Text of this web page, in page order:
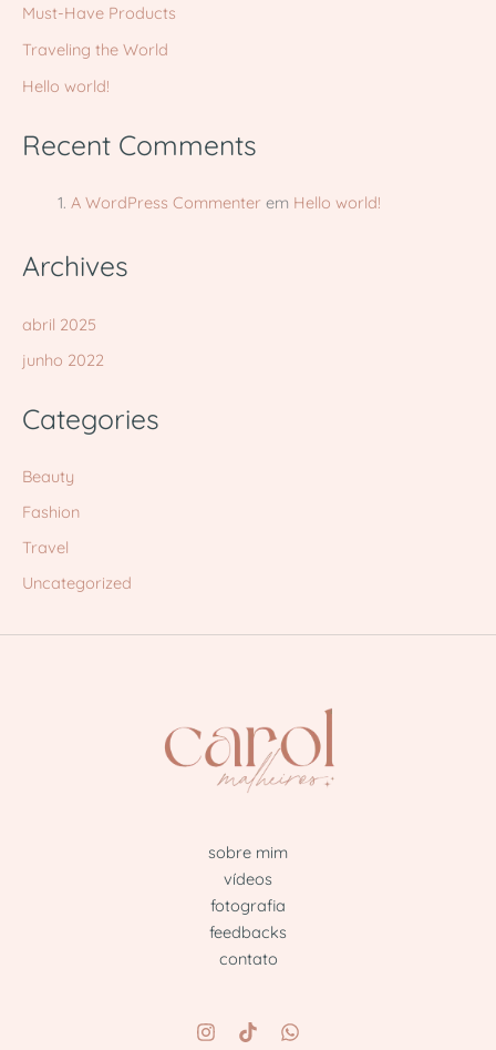
Must-Have Products
Traveling the World
Hello world!
Recent Comments
A WordPress Commenter em Hello world!
Archives
abril 2025
junho 2022
Categories
Beauty
Fashion
Travel
Uncategorized
sobre mim
vídeos
fotografia
feedbacks
contato